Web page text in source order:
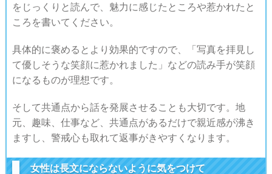
をじっくりと読んで、魅力に感じたところや惹かれたと
ころを書いてください。
具体的に褒めるとより効果的ですので、「写真を拝見し
て優しそうな笑顔に惹かれました」などの読み手が笑顔
になるものが理想です。
そして共通点から話を発展させることも大切です。地
元、趣味、仕事など、共通点があるだけで親近感が沸き
ますし、警戒心も取れて返事がきやすくなります。
女性は長文にならないように気をつけて